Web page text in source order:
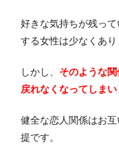
好きな気持ちが残っ
する女性は少なくあり
しかし、 そのような
戻れなくなってしまい
健全な恋人関係はお
提です。